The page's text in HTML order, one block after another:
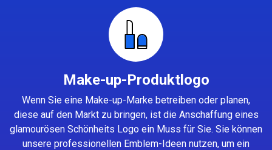
Make-up-Produktlogo
Wenn Sie eine Make-up-Marke betreiben oder planen,
diese auf den Markt zu bringen, ist die Anschaffung eines
glamourösen Schönheits Logo ein Muss für Sie. Sie können
unsere professionellen Emblem-Ideen nutzen, um ein